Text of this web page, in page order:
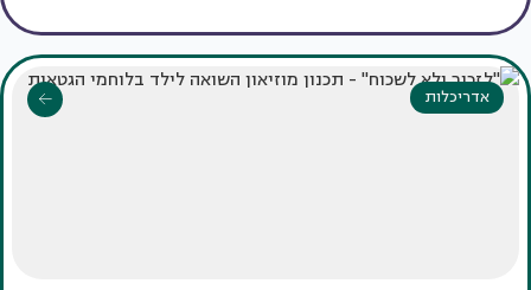
אדריכלות